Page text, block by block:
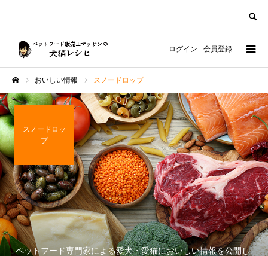
ログイン 会員登録
おいしい情報 スノードロップ
スノードロッ
プ
ペットフード専門家による愛犬・愛猫においしい情報を公開し